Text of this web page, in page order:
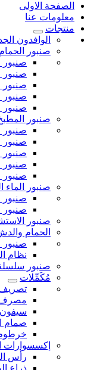
الصفحة الاولى
معلومات عنا
منتجات
الوافدون
صنبور الحمام
صنبور
صنبور
صنبور
صنبور
صنبور
صنبور
صنبور الماء
صنبور
صنبور
صنبور
الحمام
نظام
صنبور
مُكَمِّلات
مصرف
سيفون
صمام
إكسسوارات
رأس